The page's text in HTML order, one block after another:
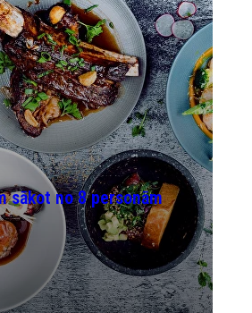
sākot no 8 personām